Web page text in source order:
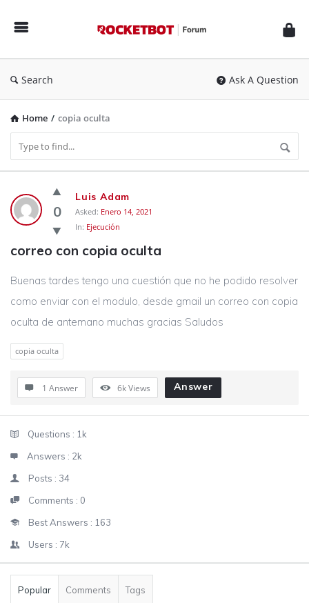
Forum
Search Ask A Question
Home / copia oculta
Rocketbot
Forum
Latest
Questions
0
Luis Adam
Asked: Enero 14, 2021
In: Ejecución
correo con copia oculta
Buenas tardes tengo una cuestión que no he podido resolver
como enviar con el modulo, desde gmail un correo con copia
oculta de antemano muchas gracias Saludos
copia oculta
1 Answer 6kViews Answer
StatsQuestions : 1k
Answers : 2k
Posts : 34
Comments : 0
Best Answers : 163
Users : 7k
Popular Comments Tags